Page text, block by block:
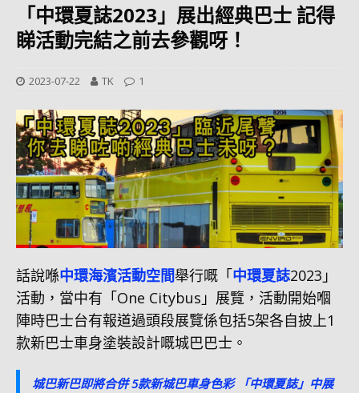
「中環夏誌2023」展出經典巴士 記得
睇活動完結之前去參觀呀！
2023-07-22 TK 1
話說喺中環海濱活動空間舉行嘅「中環夏誌2023」
活動，當中有「One Citybus」展覽，活動開始嗰
陣時巴士台有報道過頭段展覽係包括5架各自披上1
款新巴士車身塗裝設計嘅城巴巴士。
城巴新巴即將合併 5款新城巴車身色彩 「中環夏誌」中展